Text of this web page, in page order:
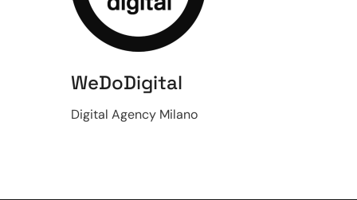
WeDoDigital
Digital Agency Milano